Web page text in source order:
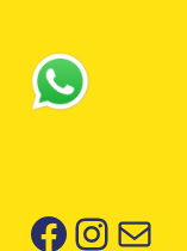
Facebook